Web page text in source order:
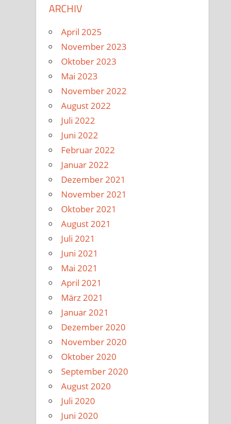
ARCHIV
April 2025
November 2023
Oktober 2023
Mai 2023
November 2022
August 2022
Juli 2022
Juni 2022
Februar 2022
Januar 2022
Dezember 2021
November 2021
Oktober 2021
August 2021
Juli 2021
Juni 2021
Mai 2021
April 2021
März 2021
Januar 2021
Dezember 2020
November 2020
Oktober 2020
September 2020
August 2020
Juli 2020
Juni 2020